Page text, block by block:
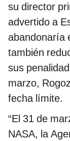
su director
advertido a
abandonaría
también
sus
marzo,
fecha límite.
“El 31 de
NASA, la